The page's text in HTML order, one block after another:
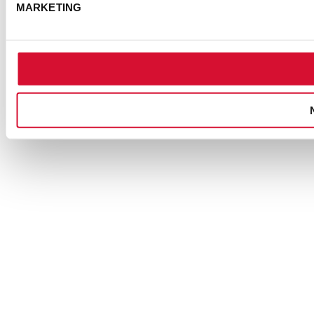
MARKETING